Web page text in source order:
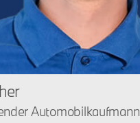
Automobilkaufmann